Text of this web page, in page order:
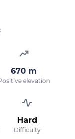
670 m
elevation
Hard
Difficulty